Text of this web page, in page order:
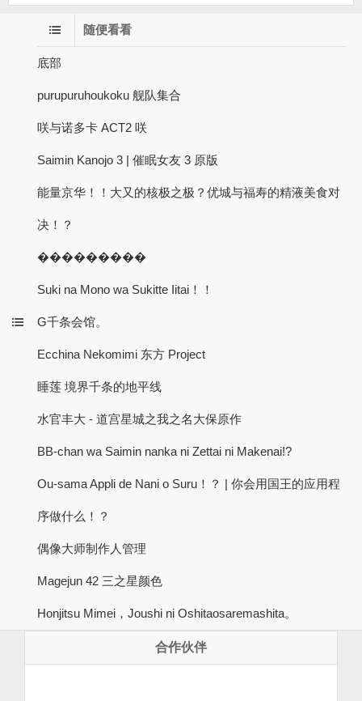
随便看看
底部
purupuruhoukoku 舰队集合
咲与诺多卡 ACT2 咲
Saimin Kanojo 3 | 催眠女友 3 原版
能量京华！！大又的核极之极？优城与福寿的精液美食对
决！？
���������
Suki na Mono wa Sukitte Iitai！！
G千条会馆。
Ecchina Nekomimi 东方 Project
睡莲 境界千条的地平线
水官丰大 - 道宫星城之我之名大保原作
BB-chan wa Saimin nanka ni Zettai ni Makenai!?
Ou-sama Appli de Nani o Suru！？ | 你会用国王的应用程
序做什么！？
偶像大师制作人管理
Magejun 42 三之星颜色
Honjitsu Mimei，Joushi ni Oshitaosaremashita。
合作伙伴